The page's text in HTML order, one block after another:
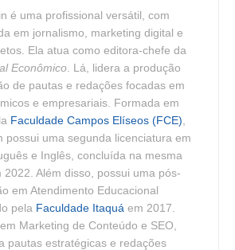
é uma profissional versátil, com
em jornalismo, marketing digital e
Ela atua como editora-chefe da
Econômico . Lá, lidera a produção
de pautas e redações focadas em
e empresariais. Formada em
Faculdade Campos Elíseos (FCE)
possui uma segunda licenciatura em
e Inglês, concluída na mesma
2022. Além disso, possui uma pós-
em Atendimento Educacional
pela Faculdade Itaquá em 2017.
Marketing de Conteúdo e SEO,
pautas estratégicas e redações